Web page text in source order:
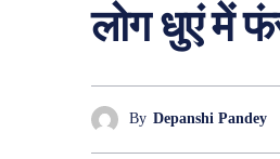
लोग धुएं में
By Depanshi Pandey